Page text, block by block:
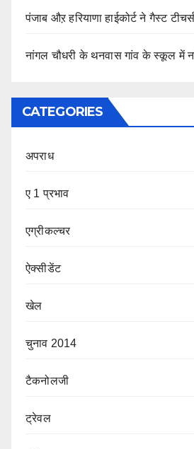
पंजाब औऱ हरियाणा हाईकोर्ट ने गैस्ट
नांगल चौधरी के थनवास गांव के स्कूल में
CATEGORIES
अपराध
ए 1 प्रभाव
एग्रीकल्चर
ऐक्सीडेंट
खेल
चुनाव 2014
टैकनोलजी
ट्रेवल